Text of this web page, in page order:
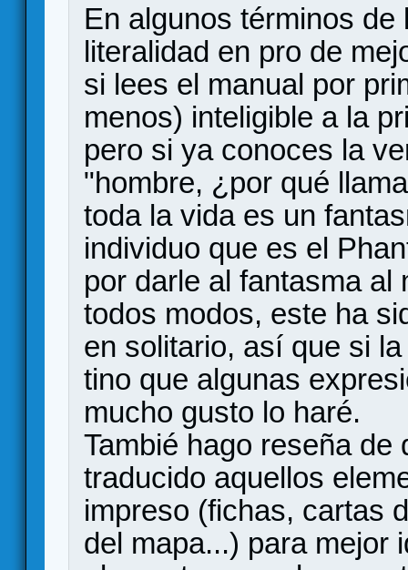
En algunos términos
literalidad en pro de
si lees el manual por
menos) inteligible a la
pero si ya conoces la
"hombre, ¿por qué
toda la vida es un
individuo que es el
por darle al fantasma al
todos modos, este ha
en solitario, así que si
tino que algunas
mucho gusto lo haré.
Tambié hago reseña
traducido aquellos
impreso (fichas, cartas
del mapa...) para mejor